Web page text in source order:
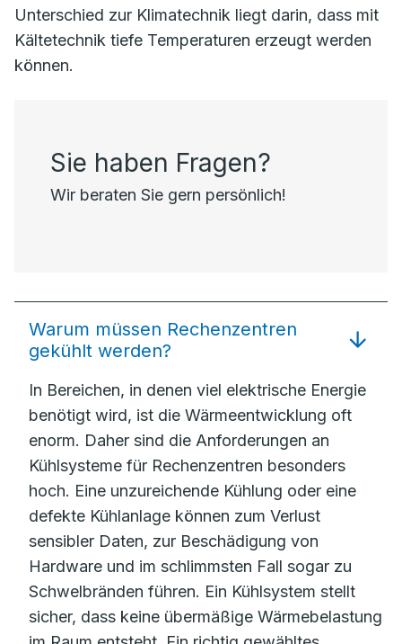
Unterschied zur Klimatechnik liegt darin, dass mit
Kältetechnik tiefe Temperaturen erzeugt werden
können.
Sie haben Fragen?
Wir beraten Sie gern persönlich!
Warum müssen Rechenzentren
gekühlt werden?
In Bereichen, in denen viel elektrische Energie
benötigt wird, ist die Wärmeentwicklung oft
enorm. Daher sind die Anforderungen an
Kühlsysteme für Rechenzentren besonders
hoch. Eine unzureichende Kühlung oder eine
defekte Kühlanlage können zum Verlust
sensibler Daten, zur Beschädigung von
Hardware und im schlimmsten Fall sogar zu
Schwelbränden führen. Ein Kühlsystem stellt
sicher, dass keine übermäßige Wärmebelastung